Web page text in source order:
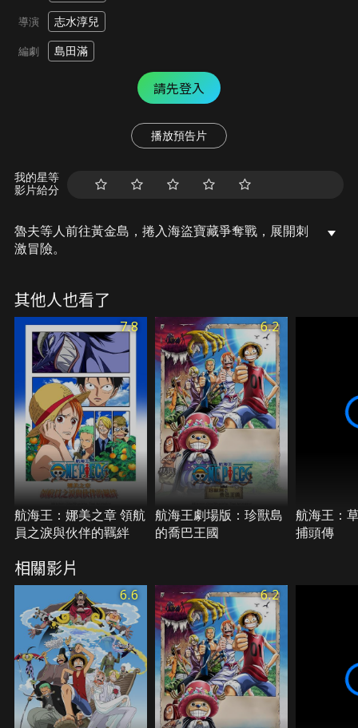
導演 志水淳兒
編劇 島田滿
請先登入
播放預告片
我的星等
影片給分
魯夫等人前往黃金島，捲入海盜寶藏爭奪戰，展開刺
激冒險。
其他人也看了
7.8
航海王：娜美之章 領航
員之淚與伙伴的羈絆
6.2
航海王劇場版：珍獸島
的喬巴王國
航海王：
捕頭傳
相關影片
6.6 6.2